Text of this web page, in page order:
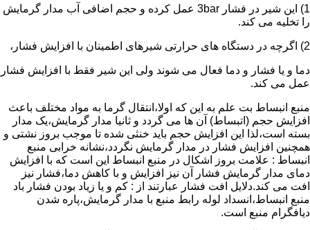
1) این شیر در فشار 3bar عمل کرده و حجم اضافی آب مدار گرمایش
را تخلیه می کند.
2) اگرچه در دستگاه های حرارتی شیرهای اطمینان با افزایش فشار،
دما و یا فشار و دما فعال می شوند ولی این شیر فقط با افزایش فشار
عمل می کند.
منبع انبساط بت علم به این که اولا،انتقال گرما به مواد مختلف باعث
افزایش حجم (اتبساط) آن ها می گردد و ثانیا مدار گرمایش،یک مدار
بسته است،لذا این افزایش حجم باید خنثی شده تا موجب بروز نشتی و
همچنین افزایش فشار در مدار گرمایش نگردد،نشانه خرابی منبع
انبساط : علامت بروز اشکال در منبع انبساط این است که با افزایش
دمای مدار گرمایش فشار آن نیز افزایش و با کاهش دما،فشار نیز
افت می کند.دلایل افت فشار عبارتند از : کم و یا زیاد بودن فشار باد
منبع انبساط،انسداد لوله رابط منبع با مدار گرمایش،پاره شدن
دیافگرام منبع است.